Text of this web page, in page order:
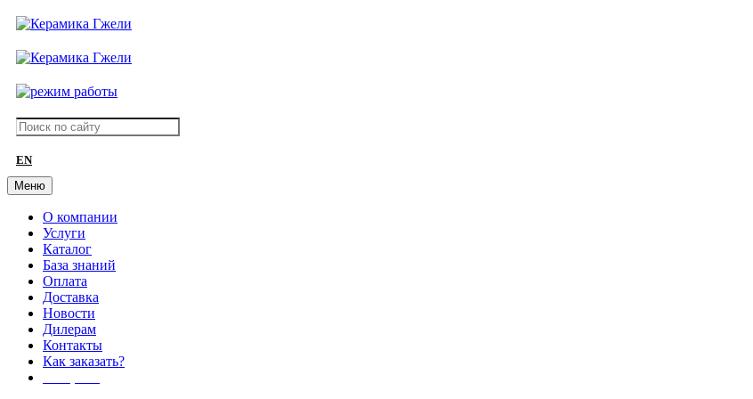
EN
Меню
О компании
Услуги
Каталог
База знаний
Оплата
Доставка
Новости
Дилерам
Контакты
Как заказать?